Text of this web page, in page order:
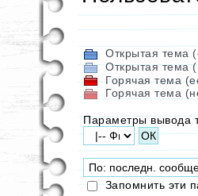
Открытая тема
Открытая тема
Горячая тема
Горячая тема
Параметры вывода
Запомнить эти